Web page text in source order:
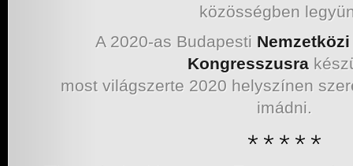
közösségben
A 2020-as Budapesti
Kongresszusra
most világszerte 2020 helyszínen
imádni.